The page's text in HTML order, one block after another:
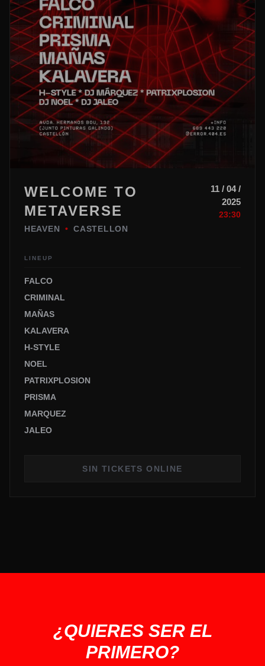
WELCOME TO
METAVERSE
HEAVEN • CASTELLON
11 / 04 /
2025
23:30
LINEUP
FALCO
CRIMINAL
MAÑAS
KALAVERA
H-STYLE
NOEL
PATRIXPLOSION
PRISMA
MARQUEZ
JALEO
SIN TICKETS ONLINE
¿QUIERES SER EL
PRIMERO?